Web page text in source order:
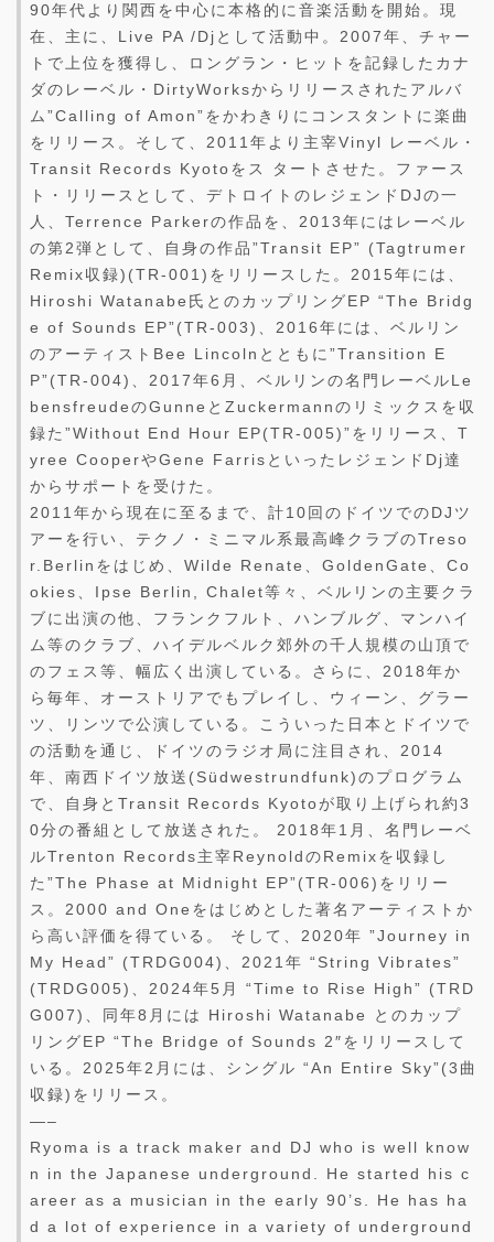
90年代より関西を中心に本格的に音楽活動を開始。現
在、主に、Live PA /Djとして活動中。2007年、チャー
トで上位を獲得し、ロングラン・ヒットを記録したカナ
ダのレーベル・DirtyWorksからリリースされたアルバ
ム”Calling of Amon”をかわきりにコンスタントに楽曲
をリリース。そして、2011年より主宰Vinyl レーベル・
Transit Records Kyotoをス タートさせた。ファース
ト・リリースとして、デトロイトのレジェンドDJの一
人、Terrence Parkerの作品を、2013年にはレーベル
の第2弾として、自身の作品”Transit EP” (Tagtrumer
Remix収録)(TR-001)をリリースした。2015年には、
Hiroshi Watanabe氏とのカップリングEP “The Bridg
e of Sounds EP”(TR-003)、2016年には、ベルリン
のアーティストBee Lincolnとともに”Transition E
P”(TR-004)、2017年6月、ベルリンの名門レーベルLe
bensfreudeのGunneとZuckermannのリミックスを収
録た”Without End Hour EP(TR-005)”をリリース、T
yree CooperやGene FarrisといったレジェンドDj達
からサポートを受けた。
2011年から現在に至るまで、計10回のドイツでのDJツ
アーを行い、テクノ・ミニマル系最高峰クラブのTreso
r.Berlinをはじめ、Wilde Renate、GoldenGate、Co
okies、Ipse Berlin, Chalet等々、ベルリンの主要クラ
ブに出演の他、フランクフルト、ハンブルグ、マンハイ
ム等のクラブ、ハイデルベルク郊外の千人規模の山頂で
のフェス等、幅広く出演している。さらに、2018年か
ら毎年、オーストリアでもプレイし、ウィーン、グラー
ツ、リンツで公演している。こういった日本とドイツで
の活動を通じ、ドイツのラジオ局に注目され、2014
年、南西ドイツ放送(Südwestrundfunk)のプログラム
で、自身とTransit Records Kyotoが取り上げられ約3
0分の番組として放送された。 2018年1月、名門レーベ
ルTrenton Records主宰ReynoldのRemixを収録し
た”The Phase at Midnight EP”(TR-006)をリリー
ス。2000 and Oneをはじめとした著名アーティストか
ら高い評価を得ている。 そして、2020年 ”Journey in
My Head” (TRDG004)、2021年 “String Vibrates”
(TRDG005)、2024年5月 “Time to Rise High” (TRD
G007)、同年8月には Hiroshi Watanabe とのカップ
リングEP “The Bridge of Sounds 2″をリリースして
いる。2025年2月には、シングル “An Entire Sky”(3曲
収録)をリリース。
—–
Ryoma is a track maker and DJ who is well know
n in the Japanese underground. He started his c
areer as a musician in the early 90’s. He has ha
d a lot of experience in a variety of underground